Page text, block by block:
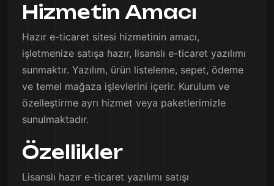
Hizmetin Amacı
Hazır e-ticaret sitesi hizmetinin amacı,
işletmenize satışa hazır, lisanslı e-ticaret yazılımı
sunmaktır. Yazılım, ürün listeleme, sepet, ödeme
ve temel mağaza işlevlerini içerir. Kurulum ve
özelleştirme ayrı hizmet veya paketlerimizle
sunulmaktadır.
Özellikler
Lisanslı hazır e-ticaret yazılımı satışı